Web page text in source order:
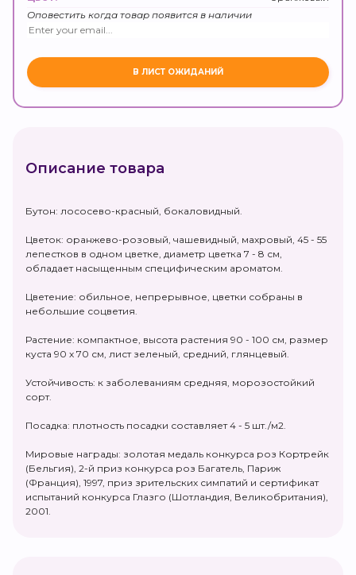
Оповестить когда товар появится в наличии
Описание товара
Бутон: лососево-красный, бокаловидный.
Цветок: оранжево-розовый, чашевидный, махровый, 45 - 55
лепестков в одном цветке, диаметр цветка 7 - 8 см,
обладает насыщенным специфическим ароматом.
Цветение: обильное, непрерывное, цветки собраны в
небольшие соцветия.
Растение: компактное, высота растения 90 - 100 см, размер
куста 90 х 70 см, лист зеленый, средний, глянцевый.
Устойчивость: к заболеваниям средняя, морозостойкий
сорт.
Посадка: плотность посадки составляет 4 - 5 шт./м2.
Мировые награды: золотая медаль конкурса роз Кортрейк
(Бельгия), 2-й приз конкурса роз Багатель, Париж
(Франция), 1997, приз зрительских симпатий и сертификат
испытаний конкурса Глазго (Шотландия, Великобритания),
2001.